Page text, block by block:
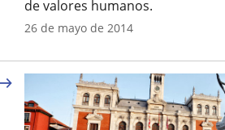
de valores humanos.
Año
26 de mayo de 2014